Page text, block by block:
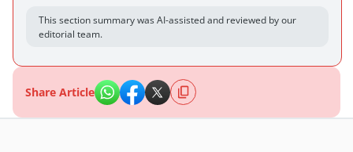
This section summary was AI-assisted and reviewed by our
editorial team.
Share Article